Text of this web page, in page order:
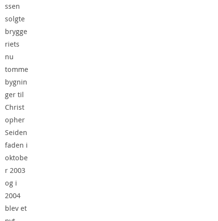
ssen
solgte
brygge
riets
nu
tomme
bygnin
ger til
Christ
opher
Seiden
faden i
oktobe
r 2003
og i
2004
blev et